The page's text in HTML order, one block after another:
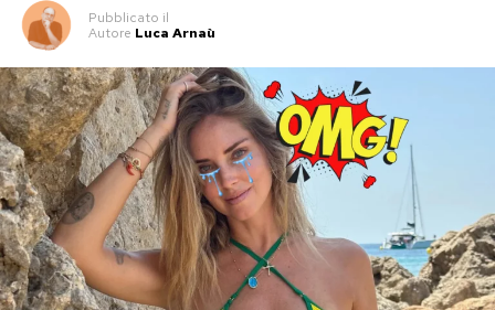
protagonisti confermati figurano
Capotondi
Franceschini,Flavio Parenti eAndrea
Roncato, protagonisti anche della prima
stagione.
La serie aveva conquistato buoni consensi al
debutto su Rai 1 grazie al mix di emozioni,
commedia e racconti di vita quotidiana,
elementi che saranno al centro anche dei nuovi
Pubblicato il
Autore Luca Arnaù